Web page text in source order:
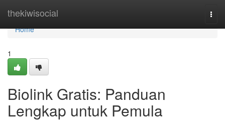
thekiwisocial
Home
Home
1
Biolink Gratis: Panduan
Lengkap untuk Pemula